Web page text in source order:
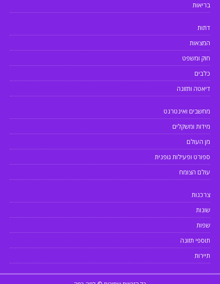
בריאות
דתות
המצאות
חוק ומשפט
כלבים
דיאטה ותזונה
מחשבים ואינטרנט
מידות ומשקלים
מן העולם
ספורט ופעילות גופנית
עולם הצומח
צרכנות
שונות
שפות
תוספי תזונה
תיירות